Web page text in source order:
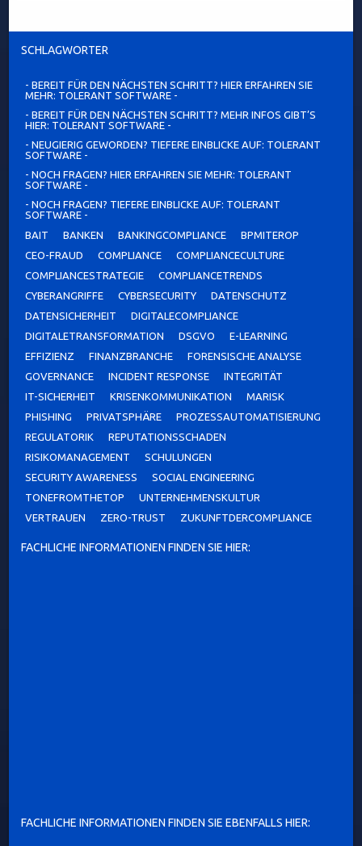
SCHLAGWÖRTER
- BEREIT FÜR DEN NÄCHSTEN SCHRITT? HIER ERFAHREN SIE
MEHR: TOLERANT SOFTWARE -
- BEREIT FÜR DEN NÄCHSTEN SCHRITT? MEHR INFOS GIBT’S
HIER: TOLERANT SOFTWARE -
- NEUGIERIG GEWORDEN? TIEFERE EINBLICKE AUF: TOLERANT
SOFTWARE -
- NOCH FRAGEN? HIER ERFAHREN SIE MEHR: TOLERANT
SOFTWARE -
- NOCH FRAGEN? TIEFERE EINBLICKE AUF: TOLERANT
SOFTWARE -
BAIT
BANKEN BANKINGCOMPLIANCE
BPMITEROP
CEO-FRAUD
COMPLIANCE
COMPLIANCECULTURE
COMPLIANCESTRATEGIE
COMPLIANCETRENDS
CYBERANGRIFFE
CYBERSECURITY
DATENSCHUTZ
DATENSICHERHEIT
DIGITALECOMPLIANCE
DIGITALETRANSFORMATION
DSGVO
E-LEARNING
EFFIZIENZ
FINANZBRANCHE
FORENSISCHE ANALYSE
GOVERNANCE
INCIDENT RESPONSE
INTEGRITÄT
IT-SICHERHEIT
KRISENKOMMUNIKATION
MARISK
PHISHING
PRIVATSPHÄRE
PROZESSAUTOMATISIERUNG
REGULATORIK
REPUTATIONSSCHADEN
RISIKOMANAGEMENT
SCHULUNGEN
SECURITY AWARENESS
SOCIAL ENGINEERING
TONEFROMTHETOP
UNTERNEHMENSKULTUR
VERTRAUEN
ZERO-TRUST ZUKUNFTDERCOMPLIANCE
FACHLICHE INFORMATIONEN FINDEN SIE HIER:
FACHLICHE INFORMATIONEN FINDEN SIE EBENFALLS HIER: